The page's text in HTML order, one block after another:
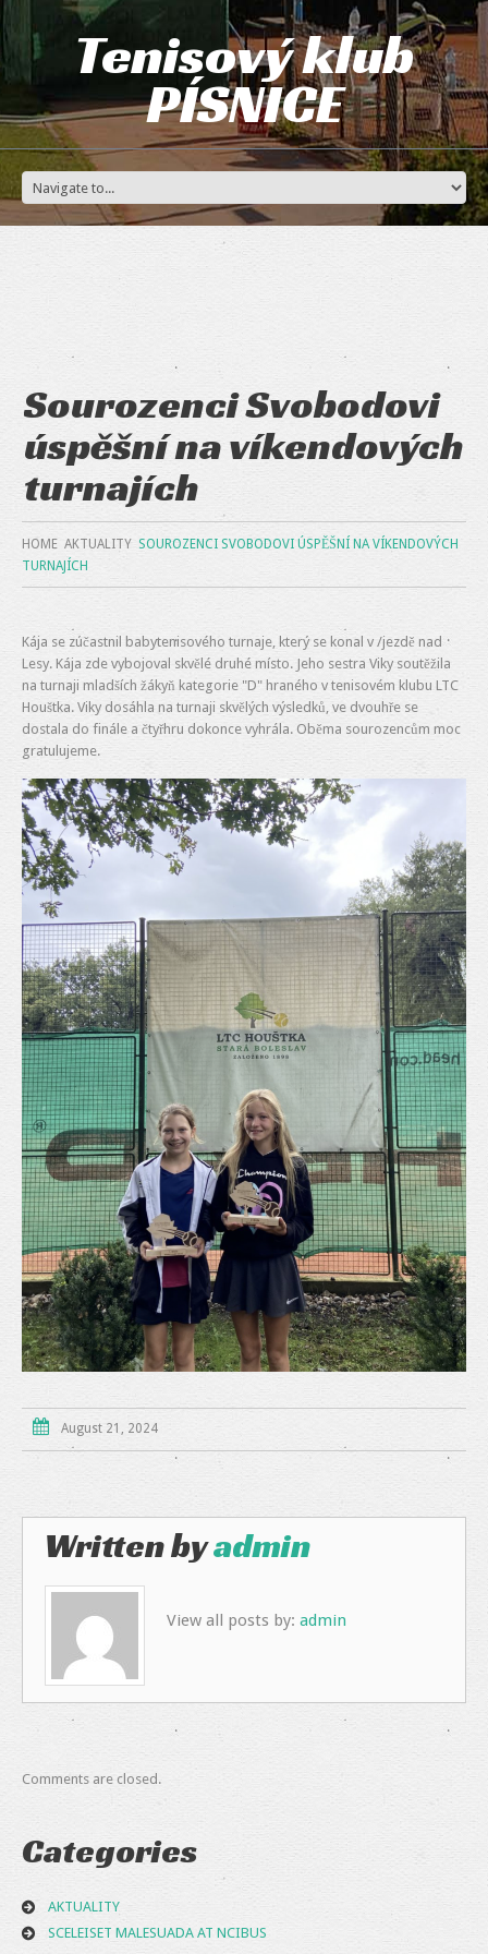
Tenisový klub
PÍSNICE
Sourozenci Svobodovi
úspěšní na víkendových
turnajích
HOME AKTUALITY SOUROZENCI SVOBODOVI ÚSPĚŠNÍ NA VÍKENDOVÝCH
TURNAJÍCH
Kája se zúčastnil babytenisového turnaje, který se konal v /jezdě nad
Lesy. Kája zde vybojoval skvělé druhé místo. Jeho sestra Viky soutěžila
na turnaji mladších žákyň kategorie "D" hraného v tenisovém klubu LTC
Houštka. Viky dosáhla na turnaji skvělých výsledků, ve dvouhře se
dostala do finále a čtyřhru dokonce vyhrála. Oběma sourozencům moc
gratulujeme.
August 21, 2024
Written byadmin
View all posts by: admin
Comments are closed.
Categories
AKTUALITY
SCELEISET MALESUADA AT NCIBUS